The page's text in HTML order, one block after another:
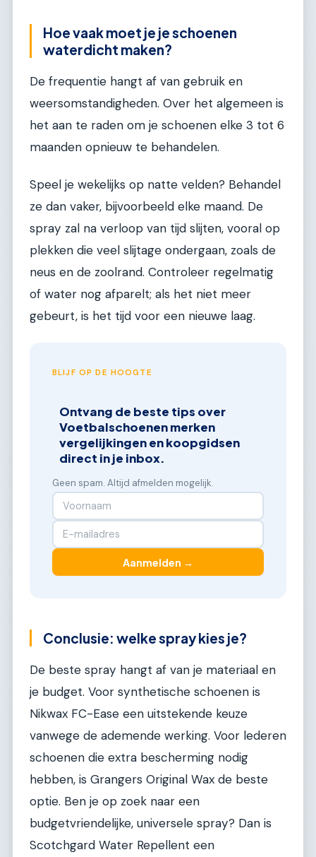
Hoe vaak moet je je schoenen
waterdicht maken?
De frequentie hangt af van gebruik en
weersomstandigheden. Over het algemeen is
het aan te raden om je schoenen elke 3 tot 6
maanden opnieuw te behandelen.
Speel je wekelijks op natte velden? Behandel
ze dan vaker, bijvoorbeeld elke maand. De
spray zal na verloop van tijd slijten, vooral op
plekken die veel slijtage ondergaan, zoals de
neus en de zoolrand. Controleer regelmatig
of water nog afparelt; als het niet meer
gebeurt, is het tijd voor een nieuwe laag.
BLIJF OP DE HOOGTE
Ontvang de beste tips over
Voetbalschoenen merken
vergelijkingen en koopgidsen
direct in je inbox.
Geen spam. Altijd afmelden mogelijk.
Aanmelden →
Conclusie: welke spray kies je?
De beste spray hangt af van je materiaal en
je budget. Voor synthetische schoenen is
Nikwax FC-Ease een uitstekende keuze
vanwege de ademende werking. Voor lederen
schoenen die extra bescherming nodig
hebben, is Grangers Original Wax de beste
optie. Ben je op zoek naar een
budgetvriendelijke, universele spray? Dan is
Scotchgard Water Repellent een